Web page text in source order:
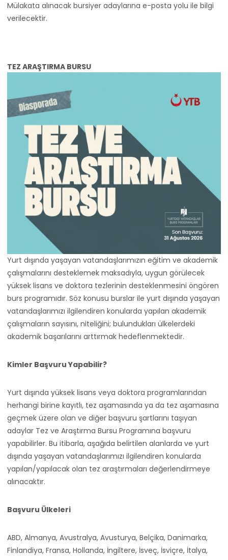
Mülakata alınacak bursiyer adaylarına e-posta yolu ile bilgi
verilecektir.
TEZ ARAŞTIRMA BURSU
Yurt dışında yaşayan vatandaşlarımızın eğitim ve akademik
çalışmalarını desteklemek maksadıyla, uygun görülecek
yüksek lisans ve doktora tezlerinin desteklenmesini öngören
burs programıdır. Söz konusu burslar ile yurt dışında yaşayan
vatandaşlarımızı ilgilendiren konularda yapılan akademik
çalışmaların sayısını, niteliğini; bulundukları ülkelerdeki
akademik başarılarını arttırmak hedeflenmektedir.
Kimler Başvuru Yapabilir?
Yurt dışında yüksek lisans veya doktora programlarından
herhangi birine kayıtlı, tez aşamasında ya da tez aşamasına
geçmek üzere olan ve diğer başvuru şartlarını taşıyan
adaylar Tez ve Araştırma Bursu Programına başvuru
yapabilirler. Bu itibarla, aşağıda belirtilen alanlarda ve yurt
dışında yaşayan vatandaşlarımızı ilgilendiren konularda
yapılan/yapılacak olan tez araştırmaları değerlendirmeye
alınacaktır.
Başvuru Ülkeleri
ABD, Almanya, Avustralya, Avusturya, Belçika, Danimarka,
Finlandiya, Fransa, Hollanda, İngiltere, İsveç, İsviçre, İtalya,